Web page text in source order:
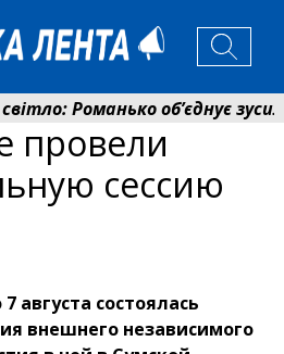
Романько об’єднує
спрямував 0,2 млрд грн на
провели
сессию
августа состоялась
внешнего независимого